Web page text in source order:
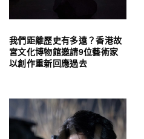
我們距離歷史有多遠？香港故
宮文化博物館邀請9位藝術家
以創作重新回應過去